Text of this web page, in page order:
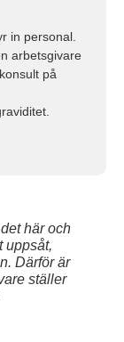
in personal.
arbetsgivare
på
här och
uppsåt,
Därför är
ställer